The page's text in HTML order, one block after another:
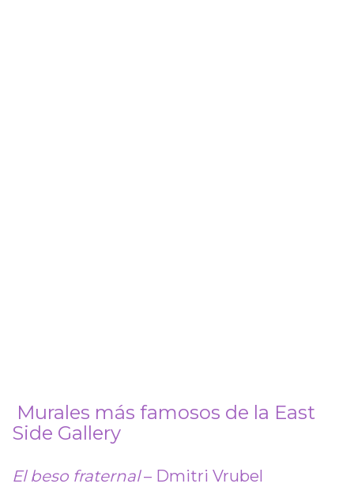
Murales más famosos de la East
Side Gallery
El beso fraternal– Dmitri Vrubel